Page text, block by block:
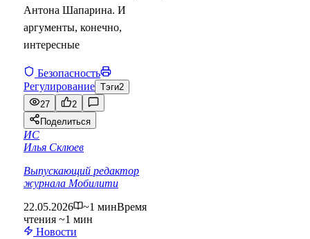
Антона Шапарина. И
аргументы, конечно,
интересные
Безопасность
Регулирование Тэги2
27
2
Поделиться
ИС
Илья Склюев
Выпускающий редактор
журнала Мобилити
22.05.2026
~1 минВремя
чтения ~1 мин
Новости